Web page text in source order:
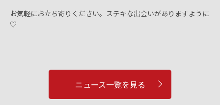
お気軽にお立ち寄りください。ステキな出会いがありますように
♡
ニュース一覧を見る